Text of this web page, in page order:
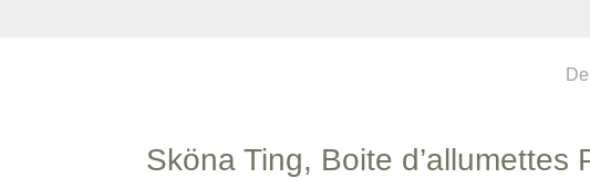
Sköna Ting, Boite d’allumettes